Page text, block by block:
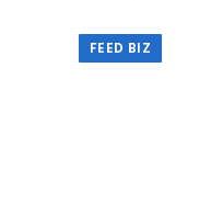
FEED BIZ